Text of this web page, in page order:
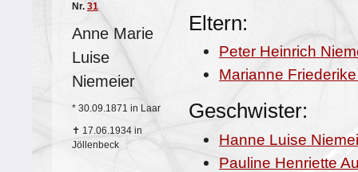
Nr. 31
Anne Marie
Luise
Niemeier
* 30.09.1871 in Laar
✝ 17.06.1934 in
Jöllenbeck
Eltern:
Peter Heinrich
Marianne
Geschwister:
Hanne Luise
Pauline Henriette